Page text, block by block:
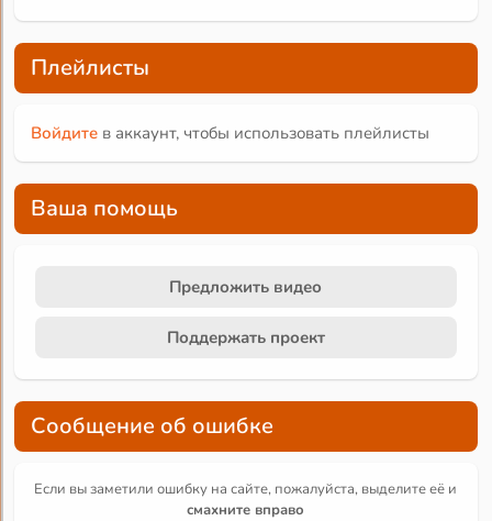
Плейлисты
Войдите в аккаунт, чтобы использовать плейлисты
Ваша помощь
Предложить видео
Поддержать проект
Сообщение об ошибке
Если вы заметили ошибку на сайте, пожалуйста, выделите её и
смахните вправо